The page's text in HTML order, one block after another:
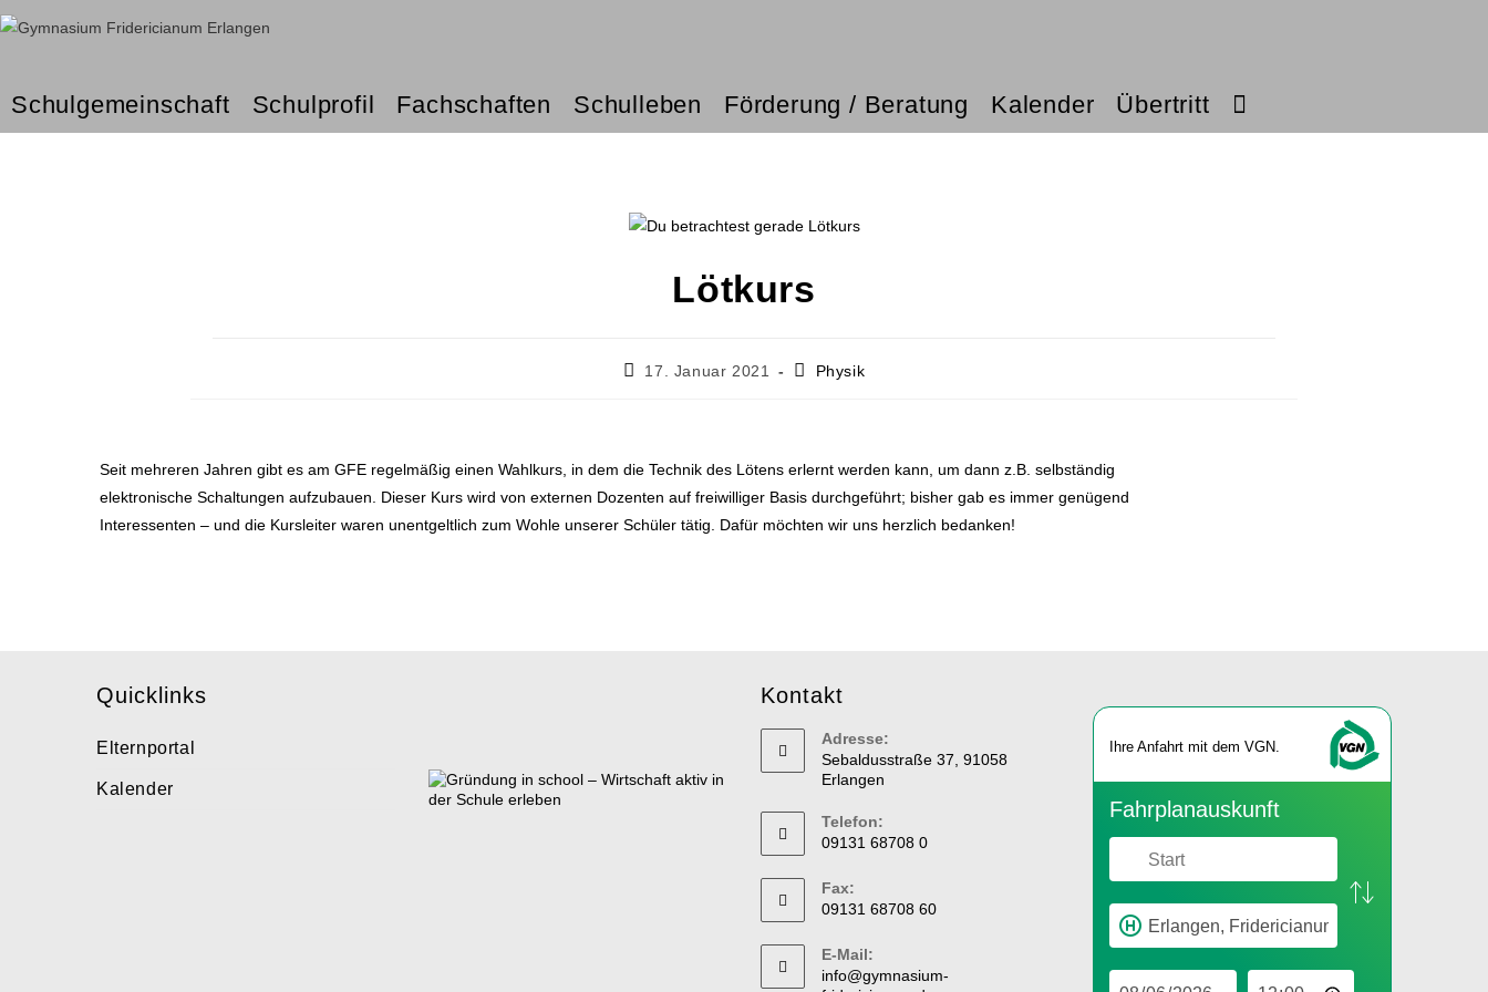
Schulgemeinschaft Schulprofil Fachschaften Schulleben Förderung / Beratung Kalender Übertritt
Lötkurs
17. Januar 2021 Physik
Seit mehreren Jahren gibt es am GFE regelmäßig einen Wahlkurs, in dem die Technik des Lötens erlernt werden kann, um dann z.B. selbständig
elektronische Schaltungen aufzubauen. Dieser Kurs wird von externen Dozenten auf freiwilliger Basis durchgeführt; bisher gab es immer genügend
Interessenten – und die Kursleiter waren unentgeltlich zum Wohle unserer Schüler tätig. Dafür möchten wir uns herzlich bedanken!
Quicklinks
Elternportal
Kalender
Kontakt
Adresse:
Sebaldusstraße 37, 91058
Erlangen
Telefon:
09131 68708 0
Fax:
09131 68708 60
E-Mail:
info@gymnasium-
Ihre An­fahrt mit dem VGN.
Fahr­plan­aus­kunft